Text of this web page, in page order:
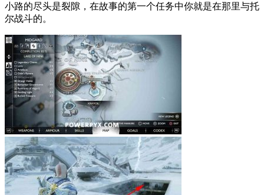
小路的尽头是裂隙，在故事的第一个任务中你就是在那里与托
尔战斗的。